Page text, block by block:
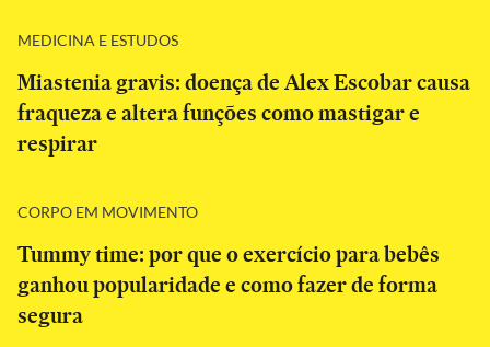
MEDICINA E ESTUDOS
Miastenia gravis: doença de Alex Escobar causa
fraqueza e altera funções como mastigar e
respirar
CORPO EM MOVIMENTO
Tummy time: por que o exercício para bebês
ganhou popularidade e como fazer de forma
segura